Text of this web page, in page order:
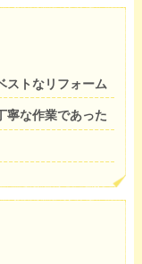
ストなリフォーム
寧な作業であった